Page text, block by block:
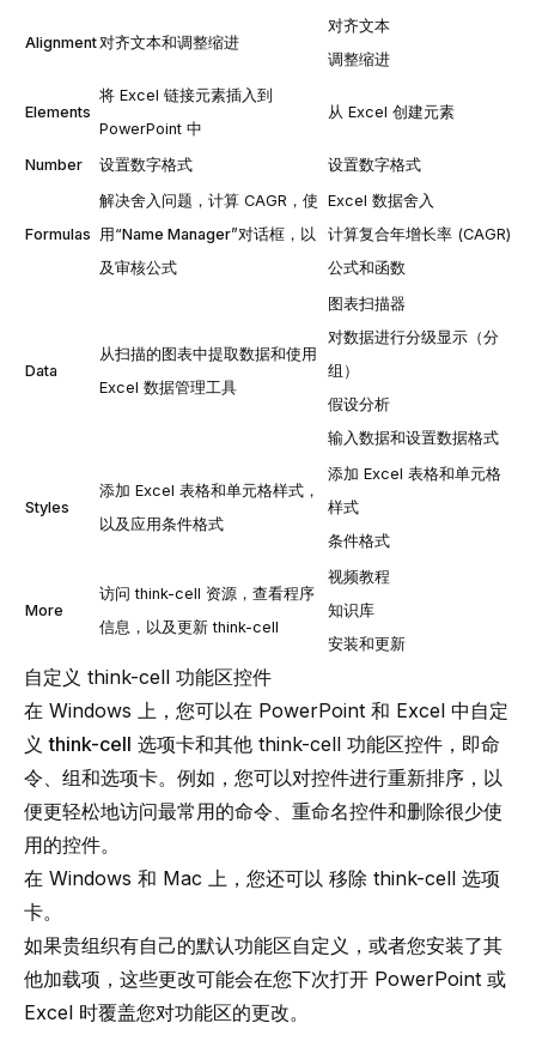
Alignment 对齐文本和调整缩进
对齐文本
调整缩进
Elements
将 Excel 链接元素插入到
PowerPoint 中
从 Excel 创建元素
Number 设置数字格式 设置数字格式
Formulas
解决舍入问题，计算 CAGR，使
用“Name Manager”对话框，以
及审核公式
Excel 数据舍入
计算复合年增长率 (CAGR)
公式和函数
Data
从扫描的图表中提取数据和使用
Excel 数据管理工具
图表扫描器
对数据进行分级显示（分
组）
假设分析
输入数据和设置数据格式
Styles
添加 Excel 表格和单元格样式，
以及应用条件格式
添加 Excel 表格和单元格
样式
条件格式
More
访问think-cell 资源，查看程序
信息，以及更新think-cell
视频教程
知识库
安装和更新
自定义 think-cell 功能区控件
在 Windows 上，您可以在 PowerPoint 和 Excel 中自定
义think-cell 选项卡和其他 think-cell 功能区控件，即命
令、组和选项卡。例如，您可以对控件进行重新排序，以
便更轻松地访问最常用的命令、重命名控件和删除很少使
用的控件。
在 Windows 和 Mac 上，您还可以 移除 think-cell 选项
卡。
如果贵组织有自己的默认功能区自定义，或者您安装了其
他加载项，这些更改可能会在您下次打开 PowerPoint 或
Excel 时覆盖您对功能区的更改。